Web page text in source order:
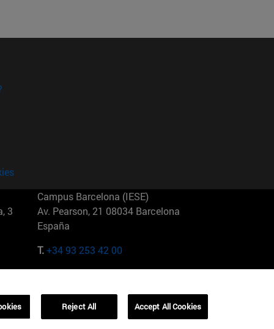
3
Campus Barcelona (IESE)
Av. Pearson, 21 08034 Barcelona
España
T.+34 93 253 42 00
01321001 Bela Vista Brasil
Reject All Accept All Cookies